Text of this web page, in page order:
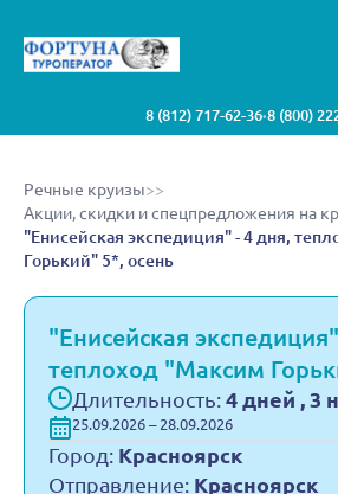
8 (812) 717-62-36•8 (800)
Речные круизы>>
Акции, скидки и спецпредложения на
"Енисейская экспедиция" - 4 дня,
Горький" 5*, осень
"Енисейская
теплоход "Максим
Длительность: 4 дней , 3
25.09.2026 – 28.09.2026
Город: Красноярск
Отправление: Красноярск